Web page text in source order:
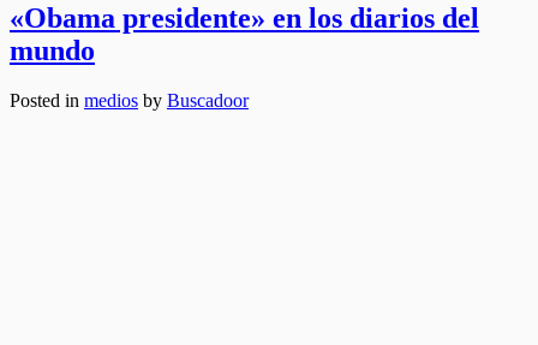
«Obama presidente» en los diarios del
mundo
Posted in medios by Buscadoor